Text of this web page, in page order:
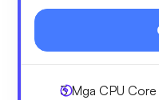
3Mga CPU Core